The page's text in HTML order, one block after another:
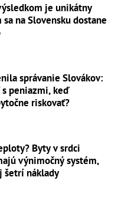
je unikátny
sa na Slovensku dostane
správanie Slovákov:
s peniazmi, keď
riskovať?
Byty v srdci
výnimočný systém,
šetrí náklady